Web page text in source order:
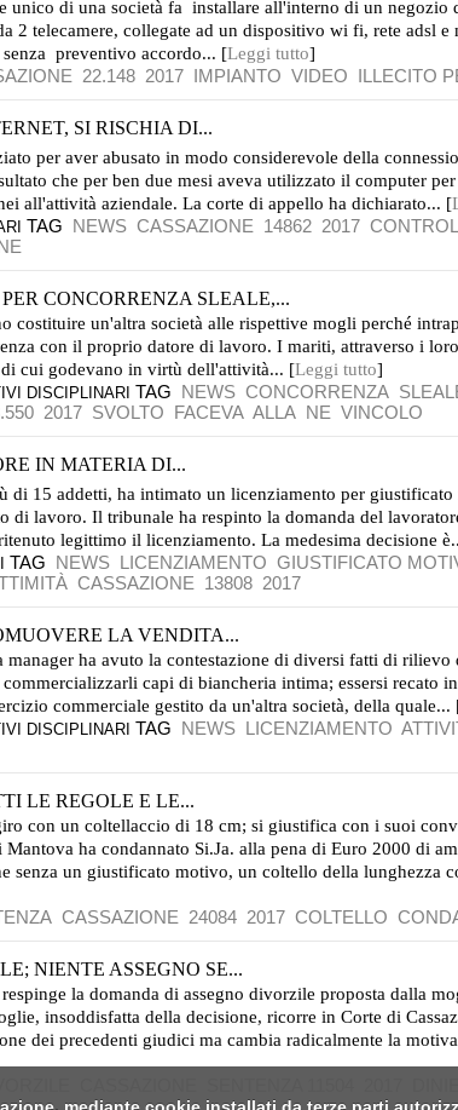
di una società fa installare all'interno di un negozio
2 telecamere, collegate ad un dispositivo wi fi, rete adsl e
preventivo accordo... [Leggi tutto]
22.148 2017 IMPIANTO VIDEO ILLECITO
SI RISCHIA DI...
per aver abusato in modo considerevole della
che per ben due mesi aveva utilizzato il computer
all'attività aziendale. La corte di appello ha dichiarato... [
TAG NEWS CASSAZIONE 14862 2017
CONCORRENZA SLEALE,...
costituire un'altra società alle rispettive mogli perché
con il proprio datore di lavoro. I mariti, attraverso i
cui godevano in virtù dell'attività... [Leggi tutto]
DISCIPLINARI TAG NEWS CONCORRENZA
2017 SVOLTO FACEVA ALLA NE VINCOLO
IN MATERIA DI...
di 15 addetti, ha intimato un licenziamento per
di lavoro. Il tribunale ha respinto la domanda del
legittimo il licenziamento. La medesima decisione
TAG NEWS LICENZIAMENTO GIUSTIFICATO
CASSAZIONE 13808 2017
LA VENDITA...
ha avuto la contestazione di diversi fatti di rilievo
capi di biancheria intima; essersi recato
commerciale gestito da un'altra società, della quale...
DISCIPLINARI TAG NEWS LICENZIAMENTO
LE REGOLE E LE...
con un coltellaccio di 18 cm; si giustifica con i suoi
ha condannato Si.Ja. alla pena di Euro 2000 di
senza un giustificato motivo, un coltello della lunghezza
CASSAZIONE 24084 2017 COLTELLO
NIENTE ASSEGNO SE...
la domanda di assegno divorzile proposta dalla
insoddisfatta della decisione, ricorre in Corte di
dei precedenti giudici ma cambia radicalmente la